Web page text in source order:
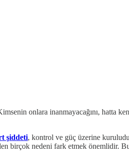
onlara inanmayacağını, hatta
şiddeti, kontrol ve güç üzerine
nedeni fark etmek önemlidir.